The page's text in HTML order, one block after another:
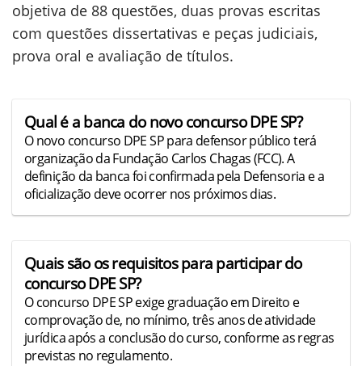
objetiva de 88 questões, duas provas escritas
com questões dissertativas e peças judiciais,
prova oral e avaliação de títulos.
Qual é a banca do novo concurso DPE SP?
O novo concurso DPE SP para defensor público terá
organização da Fundação Carlos Chagas (FCC). A
definição da banca foi confirmada pela Defensoria e a
oficialização deve ocorrer nos próximos dias.
Quais são os requisitos para participar do
concurso DPE SP?
O concurso DPE SP exige graduação em Direito e
comprovação de, no mínimo, três anos de atividade
jurídica após a conclusão do curso, conforme as regras
previstas no regulamento.